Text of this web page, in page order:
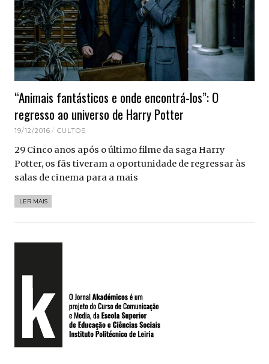
“Animais fantásticos e onde encontrá-los”: O
regresso ao universo de Harry Potter
19/12/2016 CULTOS
29 Cinco anos após o último filme da saga Harry
Potter, os fãs tiveram a oportunidade de regressar às
salas de cinema para a mais
LER MAIS